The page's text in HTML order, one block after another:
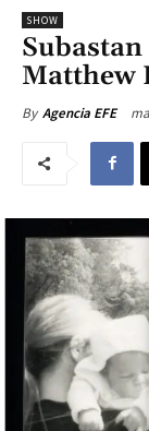
SHOW
Matthew
By Agencia EFE